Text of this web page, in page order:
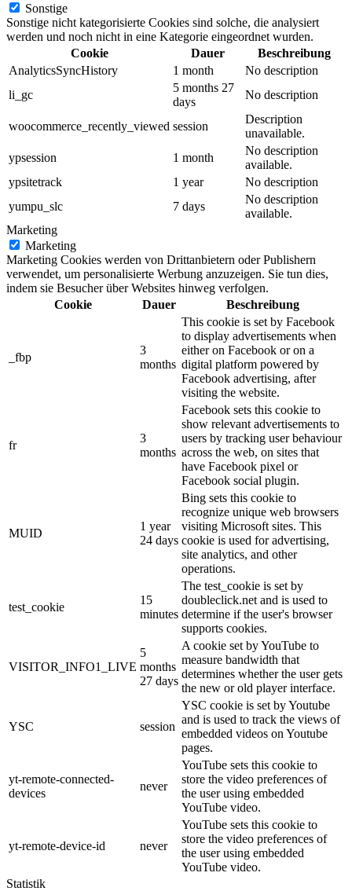
Sonstige
Sonstige nicht kategorisierte Cookies sind solche, die analysiert
werden und noch nicht in eine Kategorie eingeordnet wurden.
Cookie
Dauer
Beschreibung
AnalyticsSyncHistory
1 month
No description
li_gc
5 months 27
days
No description
woocommerce_recently_viewed session
Description
unavailable.
ypsession
1 month
No description
available.
ypsitetrack
1 year
No description
yumpu_slc
7 days
No description
available.
Marketing
Marketing
Marketing Cookies werden von Drittanbietern oder Publishern
verwendet, um personalisierte Werbung anzuzeigen. Sie tun dies,
indem sie Besucher über Websites hinweg verfolgen.
Cookie
Dauer Beschreibung
_fbp
3
months
This cookie is set by Facebook
to display advertisements when
either on Facebook or on a
digital platform powered by
Facebook advertising, after
visiting the website.
fr
3
months
Facebook sets this cookie to
show relevant advertisements to
users by tracking user behaviour
across the web, on sites that
have Facebook pixel or
Facebook social plugin.
MUID
1 year
24 days
Bing sets this cookie to
recognize unique web browsers
visiting Microsoft sites. This
cookie is used for advertising,
site analytics, and other
operations.
test_cookie
15
minutes
The test_cookie is set by
doubleclick.net and is used to
determine if the user's browser
supports cookies.
VISITOR_INFO1_LIVE
5
months
27 days
A cookie set by YouTube to
measure bandwidth that
determines whether the user gets
the new or old player interface.
YSC session
YSC cookie is set by Youtube
and is used to track the views of
embedded videos on Youtube
pages.
yt-remote-connected-
devices
never
YouTube sets this cookie to
store the video preferences of
the user using embedded
YouTube video.
yt-remote-device-id never
YouTube sets this cookie to
store the video preferences of
the user using embedded
YouTube video.
Statistik